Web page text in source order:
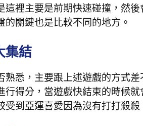
裡主要是前期快速碰撞，然
關鍵也是比較不同的地方。
集結
悉，主要跟上述遊戲的方式
得分，當遊戲快結束的時候
到亞運喜愛因為沒有打打殺殺